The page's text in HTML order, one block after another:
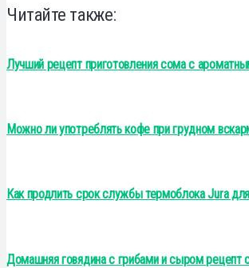
Читайте также:
Лучший рецепт приготовления сома с
Можно ли употреблять кофе при грудном
Как продлить срок службы термоблока Jura
Домашняя говядина с грибами и сыром